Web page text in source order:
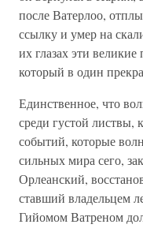
после Ватерлоо,
ссылку и умер на
их глазах эти
который в один
Единственное, что
среди густой листвы,
событий, которые
сильных мира сего,
Орлеанский,
ставший владельцем
Гийомом Ватреном